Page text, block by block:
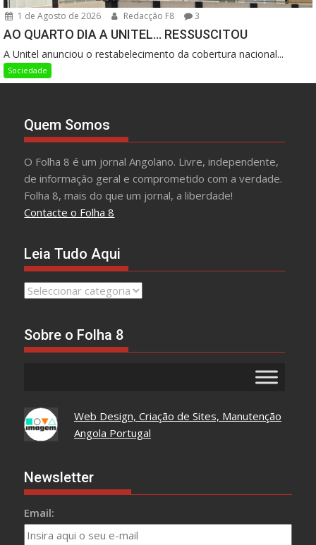
1 de Agosto de 2026 Redacção F8 3
AO QUARTO DIA A UNITEL… RESSUSCITOU
A Unitel anunciou o restabelecimento da cobertura nacional...
Sociedade
Quem Somos
O Folha 8 é um jornal Angolano. Livre, independente,
de informação geral e comprometido com a verdade.
Folha 8, mais do que um jornal, a liberdade!
Contacte o Folha 8
Leia Tudo Aqui
Leia
Sobre o Folha 8
Web Design, Criação de Sites, Manutenção
Angola Portugal
Newsletter
Email: